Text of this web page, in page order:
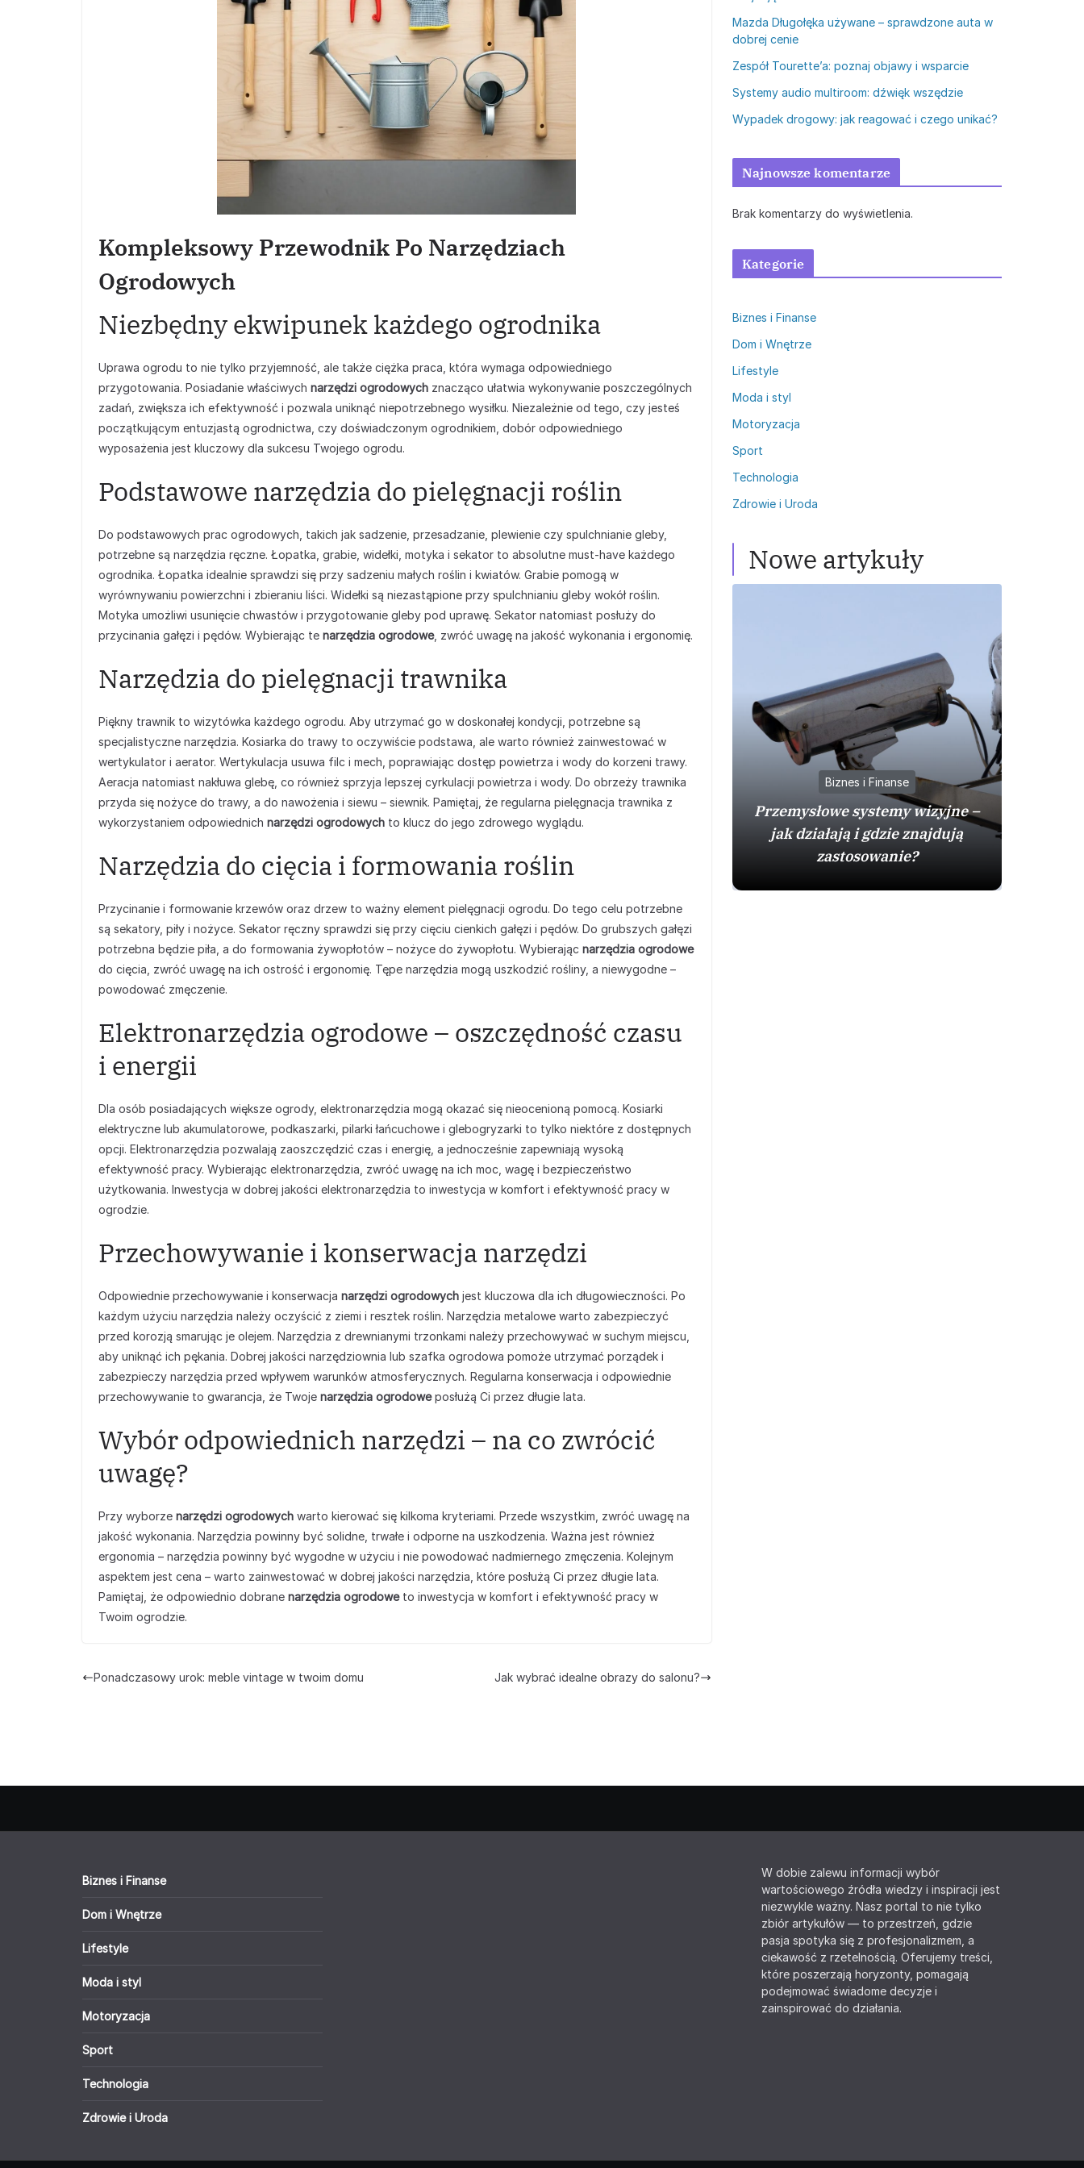
Kompleksowy Przewodnik Po Narzędziach
Ogrodowych
Niezbędny ekwipunek każdego ogrodnika
Uprawa ogrodu to nie tylko przyjemność, ale także ciężka praca, która wymaga odpowiedniego
przygotowania. Posiadanie właściwych narzędzi ogrodowych znacząco ułatwia wykonywanie poszczególnych
zadań, zwiększa ich efektywność i pozwala uniknąć niepotrzebnego wysiłku. Niezależnie od tego, czy jesteś
początkującym entuzjastą ogrodnictwa, czy doświadczonym ogrodnikiem, dobór odpowiedniego
wyposażenia jest kluczowy dla sukcesu Twojego ogrodu.
Podstawowe narzędzia do pielęgnacji roślin
Do podstawowych prac ogrodowych, takich jak sadzenie, przesadzanie, plewienie czy spulchnianie gleby,
potrzebne są narzędzia ręczne. Łopatka, grabie, widełki, motyka i sekator to absolutne must-have każdego
ogrodnika. Łopatka idealnie sprawdzi się przy sadzeniu małych roślin i kwiatów. Grabie pomogą w
wyrównywaniu powierzchni i zbieraniu liści. Widełki są niezastąpione przy spulchnianiu gleby wokół roślin.
Motyka umożliwi usunięcie chwastów i przygotowanie gleby pod uprawę. Sekator natomiast posłuży do
przycinania gałęzi i pędów. Wybierając te narzędzia ogrodowe, zwróć uwagę na jakość wykonania i ergonomię.
Narzędzia do pielęgnacji trawnika
Piękny trawnik to wizytówka każdego ogrodu. Aby utrzymać go w doskonałej kondycji, potrzebne są
specjalistyczne narzędzia. Kosiarka do trawy to oczywiście podstawa, ale warto również zainwestować w
wertykulator i aerator. Wertykulacja usuwa filc i mech, poprawiając dostęp powietrza i wody do korzeni trawy.
Aeracja natomiast nakłuwa glebę, co również sprzyja lepszej cyrkulacji powietrza i wody. Do obrzeży trawnika
przyda się nożyce do trawy, a do nawożenia i siewu – siewnik. Pamiętaj, że regularna pielęgnacja trawnika z
wykorzystaniem odpowiednich narzędzi ogrodowych to klucz do jego zdrowego wyglądu.
Narzędzia do cięcia i formowania roślin
Przycinanie i formowanie krzewów oraz drzew to ważny element pielęgnacji ogrodu. Do tego celu potrzebne
są sekatory, piły i nożyce. Sekator ręczny sprawdzi się przy cięciu cienkich gałęzi i pędów. Do grubszych gałęzi
potrzebna będzie piła, a do formowania żywopłotów – nożyce do żywopłotu. Wybierając narzędzia ogrodowe
do cięcia, zwróć uwagę na ich ostrość i ergonomię. Tępe narzędzia mogą uszkodzić rośliny, a niewygodne –
powodować zmęczenie.
Elektronarzędzia ogrodowe – oszczędność czasu
i energii
Dla osób posiadających większe ogrody, elektronarzędzia mogą okazać się nieocenioną pomocą. Kosiarki
elektryczne lub akumulatorowe, podkaszarki, pilarki łańcuchowe i glebogryzarki to tylko niektóre z dostępnych
opcji. Elektronarzędzia pozwalają zaoszczędzić czas i energię, a jednocześnie zapewniają wysoką
efektywność pracy. Wybierając elektronarzędzia, zwróć uwagę na ich moc, wagę i bezpieczeństwo
użytkowania. Inwestycja w dobrej jakości elektronarzędzia to inwestycja w komfort i efektywność pracy w
ogrodzie.
Przechowywanie i konserwacja narzędzi
Odpowiednie przechowywanie i konserwacja narzędzi ogrodowych jest kluczowa dla ich długowieczności. Po
każdym użyciu narzędzia należy oczyścić z ziemi i resztek roślin. Narzędzia metalowe warto zabezpieczyć
przed korozją smarując je olejem. Narzędzia z drewnianymi trzonkami należy przechowywać w suchym miejscu,
aby uniknąć ich pękania. Dobrej jakości narzędziownia lub szafka ogrodowa pomoże utrzymać porządek i
zabezpieczy narzędzia przed wpływem warunków atmosferycznych. Regularna konserwacja i odpowiednie
przechowywanie to gwarancja, że Twoje narzędzia ogrodoweposłużą Ci przez długie lata.
Wybór odpowiednich narzędzi – na co zwrócić
uwagę?
Przy wyborze narzędzi ogrodowych warto kierować się kilkoma kryteriami. Przede wszystkim, zwróć uwagę na
jakość wykonania. Narzędzia powinny być solidne, trwałe i odporne na uszkodzenia. Ważna jest również
ergonomia – narzędzia powinny być wygodne w użyciu i nie powodować nadmiernego zmęczenia. Kolejnym
aspektem jest cena – warto zainwestować w dobrej jakości narzędzia, które posłużą Ci przez długie lata.
Pamiętaj, że odpowiednio dobrane narzędzia ogrodoweto inwestycja w komfort i efektywność pracy w
Twoim ogrodzie.
Ponadczasowy urok: meble vintage w twoim domu Jak wybrać idealne obrazy do salonu?
Mazda Długołęka używane – sprawdzone auta w
dobrej cenie
Zespół Tourette’a: poznaj objawy i wsparcie
Systemy audio multiroom: dźwięk wszędzie
Wypadek drogowy: jak reagować i czego unikać?
Najnowsze komentarze
Brak komentarzy do wyświetlenia.
Kategorie
Biznes i Finanse
Dom i Wnętrze
Lifestyle
Moda i styl
Motoryzacja
Sport
Technologia
Zdrowie i Uroda
Nowe artykuły
Biznes i Finanse
Przemysłowe systemy wizyjne –
jak działają i gdzie znajdują
zastosowanie?
Biznes i Finanse
Dom i Wnętrze
Lifestyle
Moda i styl
Motoryzacja
Sport
Technologia
Zdrowie i Uroda
W dobie zalewu informacji wybór
wartościowego źródła wiedzy i inspiracji jest
niezwykle ważny. Nasz portal to nie tylko
zbiór artykułów — to przestrzeń, gdzie
pasja spotyka się z profesjonalizmem, a
ciekawość z rzetelnością. Oferujemy treści,
które poszerzają horyzonty, pomagają
podejmować świadome decyzje i
zainspirować do działania.